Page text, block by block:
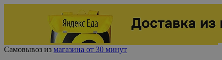
Самовывоз из магазина от 30 минут